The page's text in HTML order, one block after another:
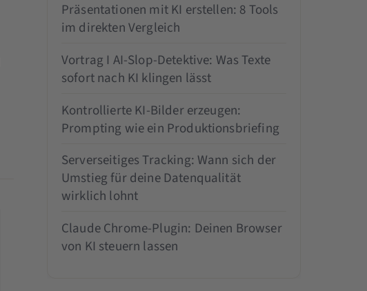
Präsentationen mit KI erstellen: 8 Tools
im direkten Vergleich
Vortrag I AI-Slop-Detektive: Was Texte
sofort nach KI klingen lässt
Kontrollierte KI-Bilder erzeugen:
Prompting wie ein Produktionsbriefing
Serverseitiges Tracking: Wann sich der
Umstieg für deine Datenqualität
wirklich lohnt
Claude Chrome-Plugin: Deinen Browser
von KI steuern lassen